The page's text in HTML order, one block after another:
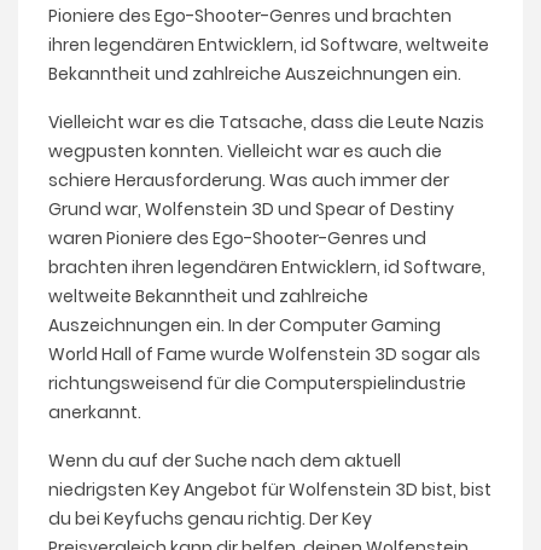
Pioniere des Ego-Shooter-Genres und brachten
ihren legendären Entwicklern, id Software, weltweite
Bekanntheit und zahlreiche Auszeichnungen ein.
Vielleicht war es die Tatsache, dass die Leute Nazis
wegpusten konnten. Vielleicht war es auch die
schiere Herausforderung. Was auch immer der
Grund war, Wolfenstein 3D und Spear of Destiny
waren Pioniere des Ego-Shooter-Genres und
brachten ihren legendären Entwicklern, id Software,
weltweite Bekanntheit und zahlreiche
Auszeichnungen ein. In der Computer Gaming
World Hall of Fame wurde Wolfenstein 3D sogar als
richtungsweisend für die Computerspielindustrie
anerkannt.
Wenn du auf der Suche nach dem aktuell
niedrigsten Key Angebot für Wolfenstein 3D bist, bist
du bei Keyfuchs genau richtig. Der Key